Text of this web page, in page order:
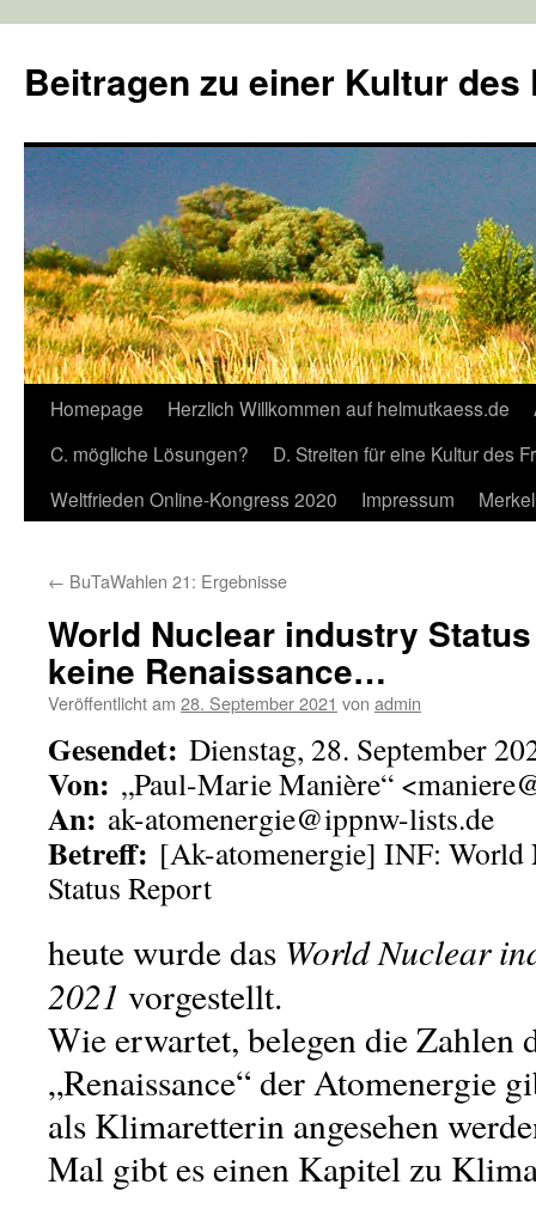
springen
Beitragen zu einer Kultur des
Homepage Herzlich Willkommen auf helmutkaess.de
C. mögliche Lösungen?
D. Streiten für eine Kultur des
Weltfrieden Online-Kongress 2020
Impressum
← BuTaWahlen 21: Ergebnisse
World Nuclear industry
keine Renaissance…
Veröffentlicht am 28. September 2021 von admin
Gesendet: Dienstag, 28. September
Von: „Paul-Marie Manière“
An: ak-atomenergie@ippnw-lists.de
Betreff: [Ak-atomenergie] INF: World
Status Report
heute wurde das World Nuclear
2021 vorgestellt.
Wie erwartet, belegen die Zahlen
„Renaissance“ der Atomenergie
als Klimaretterin angesehen
Mal gibt es einen Kapitel zu